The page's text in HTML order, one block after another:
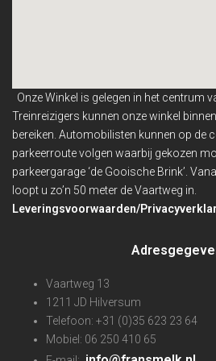
Onze Winkel is gelegen in het centrum
Treinreizigers kunnen onze winkel
bereiken. Automobilisten kunnen op de
parkeerroute volgen waarbij gekozen
parkeergarage ‘de Gooische Brink’.
loopt u zo’n 50 meter de Vaartweg in.
Leveringsvoorwaarden/
Vaartweg 13
1211 JD Hilversum
Telefoon: +31 (0)35 623 23 64
Mobiel: 06 250 410 65